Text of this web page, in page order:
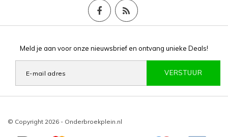
Meld je aan voor onze nieuwsbrief en ontvang unieke Deals!
VERSTUUR
© Copyright 2026 - Onderbroekplein.nl